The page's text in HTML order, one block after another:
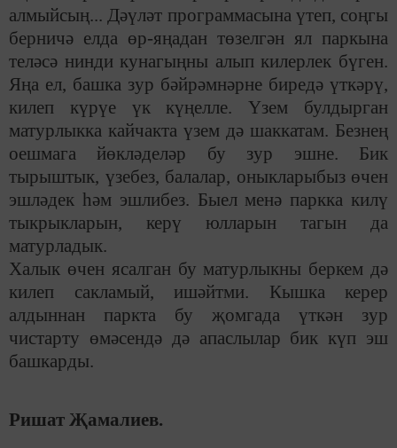
алмыйсың... Дәүләт программасына үтеп, соңгы
берничә елда өр-яңадан төзелгән ял паркына
теләсә нинди кунагыңны алып килерлек бүген.
Яңа ел, башка зур бәйрәмнәрне биредә үткәрү,
килеп күрүе үк күңелле. Үзем булдырган
матурлыкка кайчакта үзем дә шаккатам. Безнең
оешмага йөкләделәр бу зур эшне. Бик
тырыштык, үзебез, балалар, оныкларыбыз өчен
эшләдек һәм эшлибез. Быел менә паркка килү
тыкрыкларын, керү юлларын тагын да
матурладык.
Халык өчен ясалган бу матурлыкны беркем дә
килеп сакламый, ишәйтми. Кышка керер
алдыннан паркта бу җомгада үткән зур
чистарту өмәсендә дә апаслылар бик күп эш
башкарды.
Ришат Җамалиев.